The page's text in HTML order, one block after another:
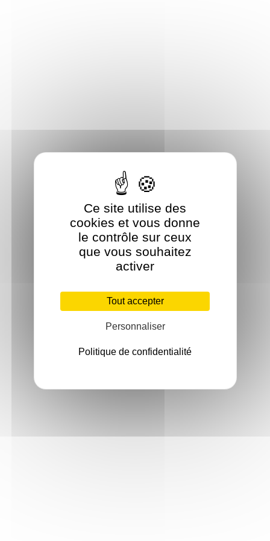
Ce site utilise des
cookies et vous donne
le contrôle sur ceux
que vous souhaitez
activer
Tout accepter
Personnaliser
Politique de confidentialité